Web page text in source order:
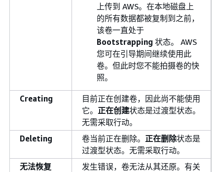
上传到 AWS。在本地磁盘上
的所有数据都被复制到之前，
该卷一直处于
Bootstrapping 状态。 AWS
您可在引导期间继续使用此
卷。但此时您不能拍摄卷的快
照。
Creating
目前正在创建卷，因此尚不能使用
它。 正在创建状态是过渡型状态。
无需采取行动。
Deleting
卷当前正在删除。 正在删除状态是
过渡型状态。无需采取行动。
无法恢复
发生错误，卷无法从其还原。有关